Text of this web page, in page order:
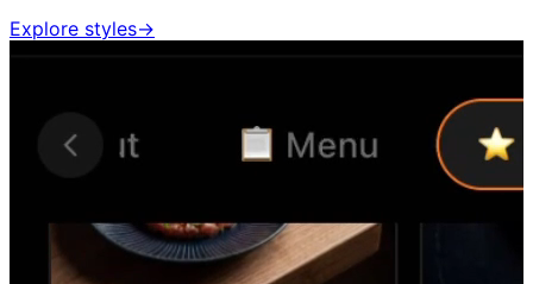
Explore styles→